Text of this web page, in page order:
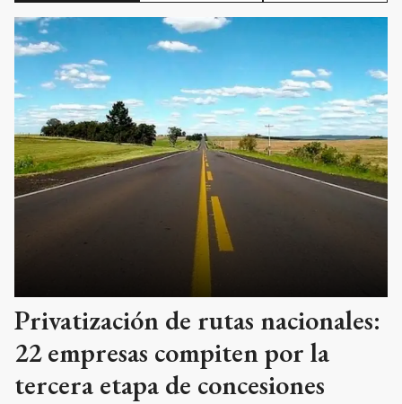
Privatización de rutas nacionales:
22 empresas compiten por la
tercera etapa de concesiones